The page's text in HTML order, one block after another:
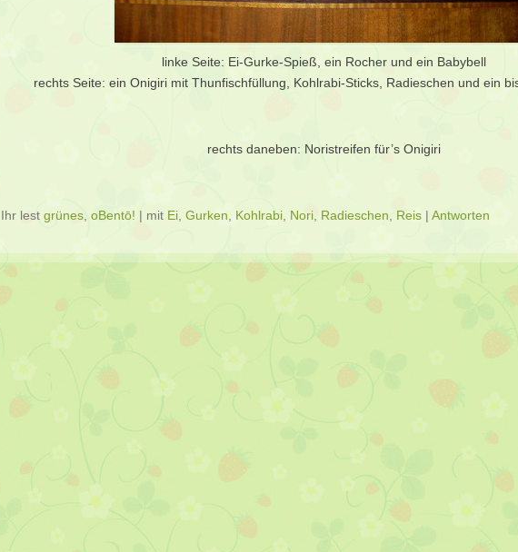
linke Seite: Ei-Gurke-Spieß, ein Rocher und ein Babybell
rechts Seite: ein Onigiri mit Thunfischfüllung, Kohlrabi-Sticks, Radieschen und ein
rechts daneben: Noristreifen für’s Onigiri
Ihr lest grünes oBentō! | mit Ei Gurken Kohlrabi Nori Radieschen Reis | Antworten